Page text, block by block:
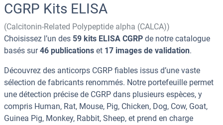
CGRP Kits ELISA
(Calcitonin-Related Polypeptide alpha (CALCA))
Choisissez l’un des 59 kits ELISA CGRP de notre catalogue
basés sur46 publications et 17 images de validation.
Découvrez des anticorps CGRP fiables issus d’une vaste
sélection de fabricants renommés. Notre portefeuille permet
une détection précise de CGRP dans plusieurs espèces, y
compris Human, Rat, Mouse, Pig, Chicken, Dog, Cow, Goat,
Guinea Pig, Monkey, Rabbit, Sheep, et prend en charge